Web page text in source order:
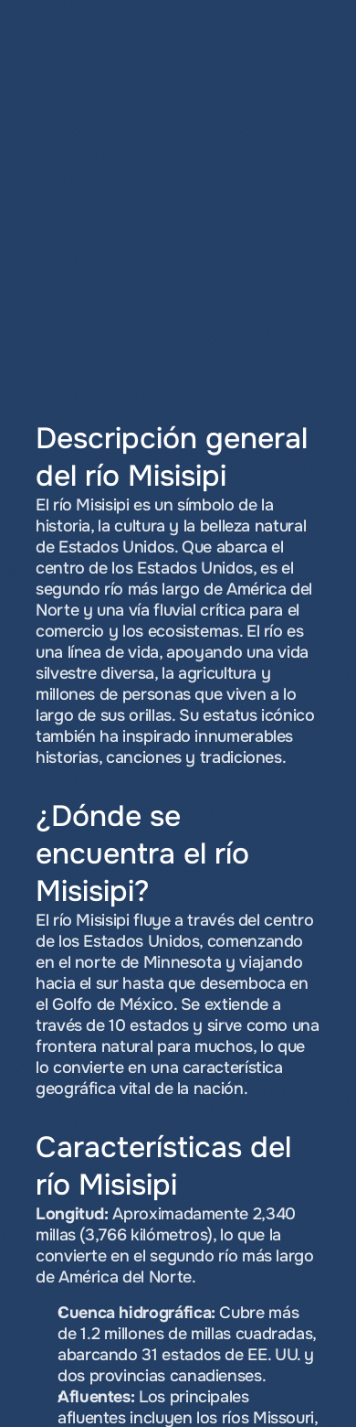
Descripción general
del río Misisipi
El río Misisipi es un símbolo de la
historia, la cultura y la belleza natural
de Estados Unidos. Que abarca el
centro de los Estados Unidos, es el
segundo río más largo de América del
Norte y una vía fluvial crítica para el
comercio y los ecosistemas. El río es
una línea de vida, apoyando una vida
silvestre diversa, la agricultura y
millones de personas que viven a lo
largo de sus orillas. Su estatus icónico
también ha inspirado innumerables
historias, canciones y tradiciones.
¿Dónde se
encuentra el río
Misisipi?
El río Misisipi fluye a través del centro
de los Estados Unidos, comenzando
en el norte de Minnesota y viajando
hacia el sur hasta que desemboca en
el Golfo de México. Se extiende a
través de 10 estados y sirve como una
frontera natural para muchos, lo que
lo convierte en una característica
geográfica vital de la nación.
Características del
río Misisipi
Longitud: Aproximadamente 2,340
millas (3,766 kilómetros), lo que la
convierte en el segundo río más largo
de América del Norte.
Cuenca hidrográfica: Cubre más
de 1.2 millones de millas cuadradas,
abarcando 31 estados de EE. UU. y
dos provincias canadienses.
Afluentes: Los principales
afluentes incluyen los ríos Missouri,